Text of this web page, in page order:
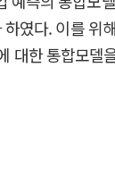
였다. 이를
대한 통합모델